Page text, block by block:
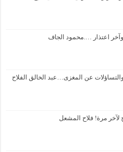
اعتذار ….محمود الجاف
عن المغزى…عبد الخالق الفلاح